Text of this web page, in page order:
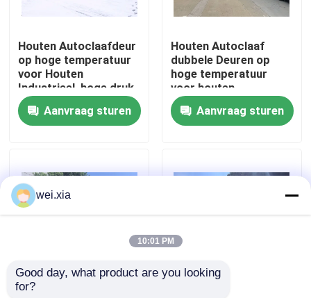
Fabriekstocht
Kwaliteitscontrole
Nieuws
AAC-Autoclaaf
Houten Autoclaafdeur
op hoge temperatuur
voor Houten
Industrieel, hoge druk
en hoog - kwaliteit
Aanvraag sturen
Houten Autoclaaf
dubbele Deuren op
hoge temperatuur
voor houten
Industrieel,
Φ2.7mX22M
Aanvraag sturen
Houten Autoclaaf met
wei.xia
10:01 PM
Good day, what product are you looking
for?